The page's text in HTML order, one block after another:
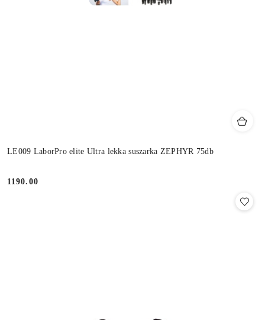
LE009 LaborPro elite Ultra lekka suszarka ZEPHYR 75db
1190.00